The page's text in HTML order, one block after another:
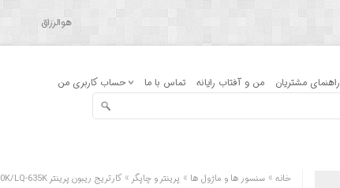
هوالرزاق
راهنمای مشتریان من و آفتاب رایانه تماس با ما حساب کاربری من
خانه »سنسور ها و ماژول ها »پرینتر و چاپگر »کارتریج ریبون پرینتر Epson LQ-610K/LQ-615K/LQ-630K/LQ-635K